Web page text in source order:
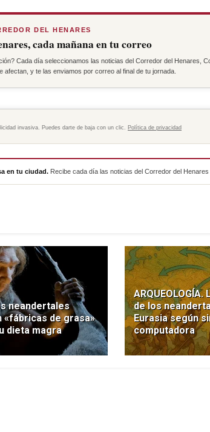
DEL HENARES
cada mañana en tu correo
Cada día seleccionamos las noticias del Corredor del Henares,
afectan, y te las enviamos por correo al final de tu jornada.
invasiva. Puedes darte de baja con un clic. Política de privacidad
en tu ciudad. Recibe cada día las noticias del Corredor del Henares
neandertales
«fábricas de grasa»
dieta magra
de los
Eurasia según
computadora